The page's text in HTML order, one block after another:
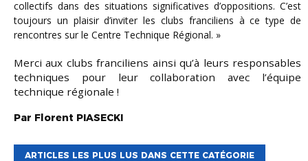
collectifs dans des situations significatives d’oppositions. C’est
toujours un plaisir d’inviter les clubs franciliens à ce type de
rencontres sur le Centre Technique Régional. »
Merci aux clubs franciliens ainsi qu’à leurs responsables
techniques pour leur collaboration avec l’équipe
technique régionale !
Par Florent PIASECKI
ARTICLES LES PLUS LUS DANS CETTE CATÉGORIE